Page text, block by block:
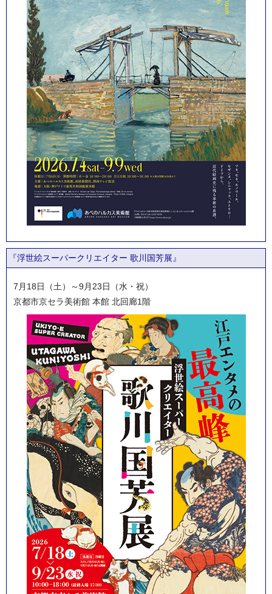
『浮世絵スーパークリエイター 歌川国芳展』
7月18日（土）～9月23日（水・祝）
京都市京セラ美術館 本館 北回廊1階